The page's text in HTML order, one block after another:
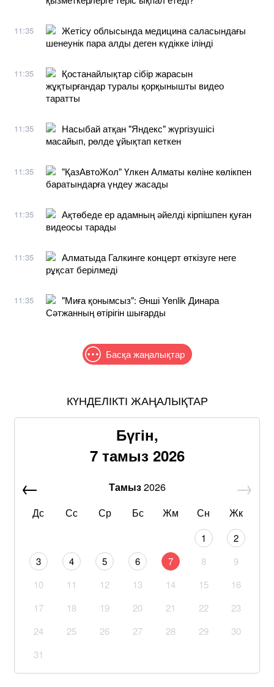
11:35
Жетісу облысында медицина саласындағы
шенеунік пара алды деген күдікке ілінді
11:35
Қостанайлықтар сібір жарасын
жұқтырғандар туралы қорқынышты видео
таратты
11:35
Насыбай атқан "Яндекс" жүргізушісі
масайып, рөлде ұйықтап кеткен
11:35
"ҚазАвтоЖол" Үлкен Алматы көліне көлікпен
баратындарға үндеу жасады
11:35
Ақтөбеде ер адамның әйелді кірпішпен қуған
видеосы тарады
11:35
Алматыда Галкинге концерт өткізуге неге
рұқсат берілмеді
11:35
"Миға қонымсыз": Әнші Yenlik Динара
Сәтжанның өтірігін шығарды
Басқа жаңалықтар
КҮНДЕЛІКТІ ЖАҢАЛЫҚТАР
Бүгін,
7 тамыз 2026
Тамыз2026
Дс
Сс Ср Бс Жм Сн Жк
1
2
3
4 5 6 7 8
9
10
11 12 13 14 15
16
17
18 19 20 21 22
23
24
25 26 27 28 29
30
31